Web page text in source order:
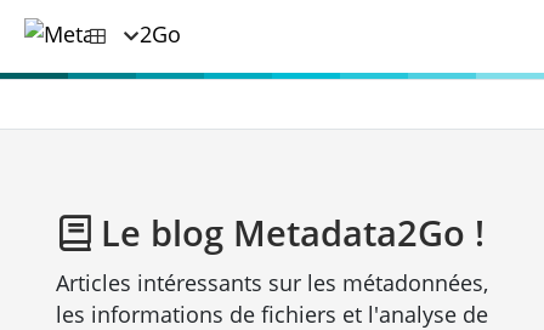
Le blog Metadata2Go !
Articles intéressants sur les métadonnées,
les informations de fichiers et l'analyse de